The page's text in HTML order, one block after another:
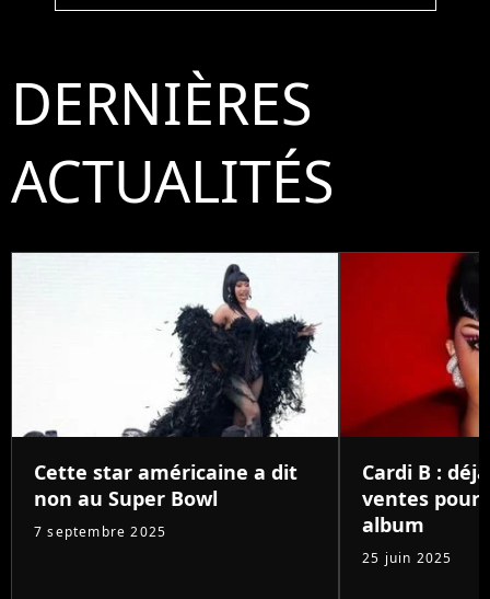
DERNIÈRES
ACTUALITÉS
Cette star américaine a dit
non au Super Bowl
7 septembre 2025
Cardi B :
ventes pour
album
25 juin 2025